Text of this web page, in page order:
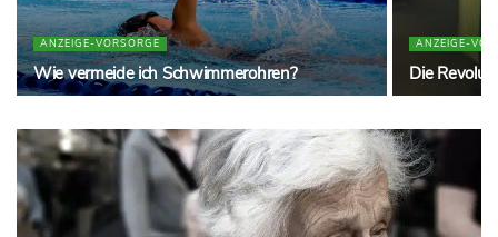
ANZEIGE-VORSORGE
Wie vermeide ich Schwimmerohren?
ANZEIGE-
Die